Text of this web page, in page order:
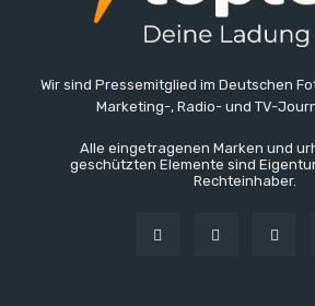
Wir sind Pressemitglied im Deutschen
Marketing-, Radio- und TV-
Alle eingetragenen Marken und
geschützten Elemente sind
Rechteinhaber.